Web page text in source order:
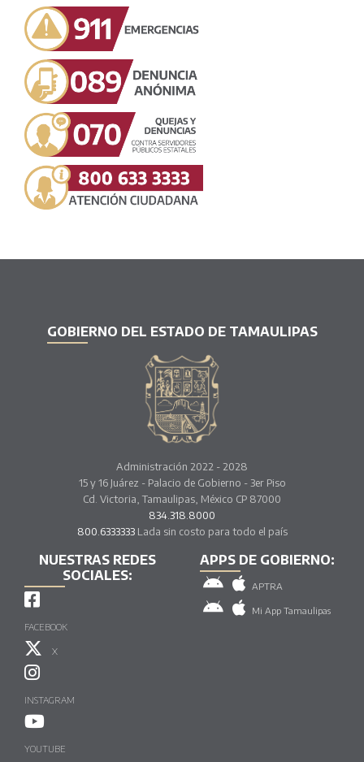
GOBIERNO DEL ESTADO DE TAMAULIPAS
Administración 2022 - 2028
15 y 16 Juárez - Palacio de Gobierno - 3er Piso
Cd. Victoria, Tamaulipas, México CP 87000
834.318.8000
800.6333333Lada sin costo para todo el país
NUESTRAS REDES
SOCIALES:
FACEBOOK
X
INSTAGRAM
YOUTUBE
APPS DE GOBIERNO:
APTRA
Mi App Tamaulipas